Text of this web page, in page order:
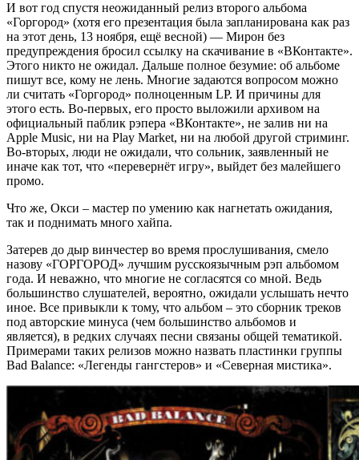
И вот год спустя неожиданный релиз второго альбома
«Горгород» (хотя его презентация была запланирована как раз
на этот день, 13 ноября, ещё весной) — Мирон без
предупреждения бросил ссылку на скачивание в «ВКонтакте».
Этого никто не ожидал. Дальше полное безумие: об альбоме
пишут все, кому не лень. Многие задаются вопросом можно
ли считать «Горгород» полноценным LP. И причины для
этого есть. Во-первых, его просто выложили архивом на
официальный паблик рэпера «ВКонтакте», не залив ни на
Apple Music, ни на Play Market, ни на любой другой стриминг.
Во-вторых, люди не ожидали, что сольник, заявленный не
иначе как тот, что «перевернёт игру», выйдет без малейшего
промо.
Что же, Окси – мастер по умению как нагнетать ожидания,
так и поднимать много хайпа.
Затерев до дыр винчестер во время прослушивания, смело
назову «ГОРГОРОД» лучшим русскоязычным рэп альбомом
года. И неважно, что многие не согласятся со мной. Ведь
большинство слушателей, вероятно, ожидали услышать нечто
иное. Все привыкли к тому, что альбом – это сборник треков
под авторские минуса (чем большинство альбомов и
является), в редких случаях песни связаны общей тематикой.
Примерами таких релизов можно назвать пластинки группы
Bad Balance: «Легенды гангстеров» и «Северная мистика».